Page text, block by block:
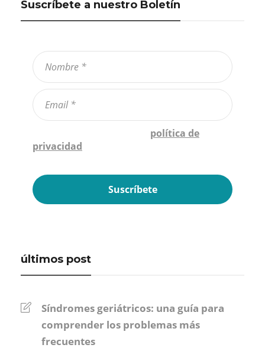
Suscríbete a nuestro Boletín
política de
privacidad
últimos post
Síndromes geriátricos: una guía para
comprender los problemas más
frecuentes